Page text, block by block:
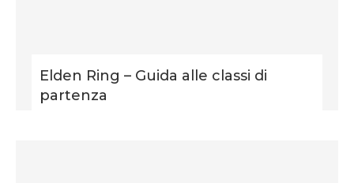
Elden Ring – Guida alle classi di
partenza